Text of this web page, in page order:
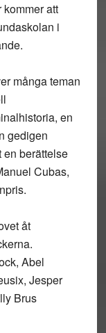
att
i
många teman
en
gedigen
berättelse
Cubas,
åt
Abel
Jesper
Brus